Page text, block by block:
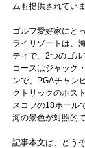
ムも提供されていま
ゴルフ愛好家にと
ライリゾートは、
ティで、2つのゴ
コースはジャック
ンで、PGAチャン
クトリックのホス
スコフの18ホール
海の景色が対照的で
記事本文は、どう